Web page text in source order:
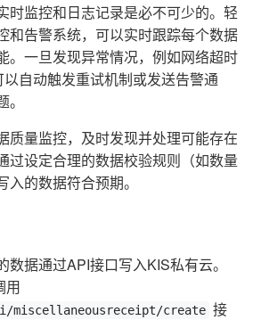
时监控和日志记录是必不可少的。轻
和告警系统，可以实时跟踪每个数据
。一旦发现异常情况，例如网络超时
自动触发重试机制或发送告警通
质量监控，及时发现并处理可能存在
过设定合理的数据校验规则（如数量
的数据符合预期。
据通过API接口写入KIS私有云。
用
miscellaneousreceipt/create 接